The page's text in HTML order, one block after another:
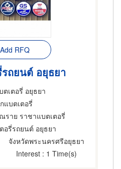
Add RFQ
ถยนต์ อยุธยา
เตอรี่ อยุธยา
แบตเตอรี่
ราย ราชาแบตเตอรี่
อรี่รถยนต์ อยุธยา
จังหวัดพระนครศรีอยุธยา
Interest : 1 Time(s)